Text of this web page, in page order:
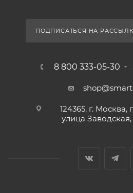
ПОДПИСАТЬСЯ НА
8 800 333-05-30
124365, г. Москва,
улица